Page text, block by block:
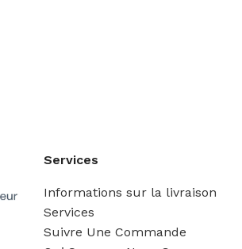
Services
Informations sur la livraison
Services
Suivre Une Commande